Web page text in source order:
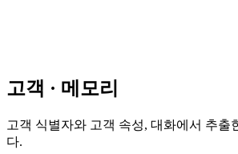
고객 · 메모리
고객 식별자와 고객 속성, 대화에서 추출
다.